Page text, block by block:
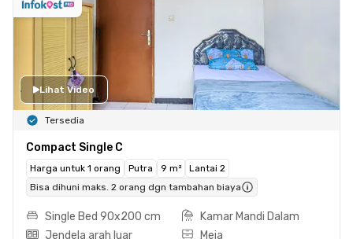
Lihat Video
Tersedia
Compact Single C
Harga untuk 1 orang Putra 9 m²
Lantai 2
Bisa dihuni maks. 2 orang dgn tambahan biaya
Single Bed 90x200 cm
Kamar Mandi Dalam
Jendela arah luar
Meja